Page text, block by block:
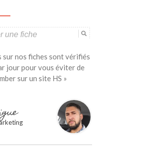
sur nos fiches sont vérifiés
jour pour vous éviter de
sur un site HS »